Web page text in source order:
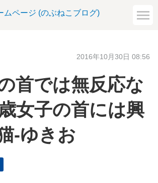
ムページ (のぶねこブログ)
2016年10月30日 08:56
首では無反応な
女子の首には興
-ゆきお